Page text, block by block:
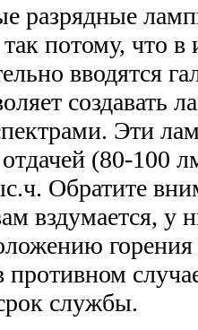
разрядные
потому, что в
вводятся
создавать
Эти
(80-100
Обратите
вздумается, у
противном
службы.